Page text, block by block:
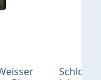
Schloß